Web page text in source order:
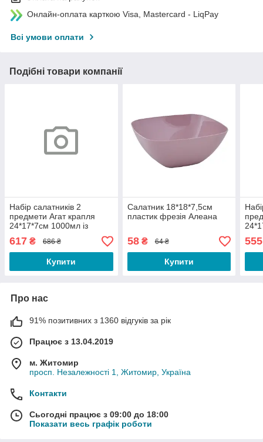
Онлайн-оплата карткою Visa, Mastercard - LiqPay
Всі умови оплати
Подібні товари компанії
Набір салатників 2
предмети Агат крапля
24*17*7см 1000мл із
золотим кантом 9299-2
S&T
617 ₴ 686 ₴
Купити
Салатник 18*18*7,5см
пластик фрезія Алеана
58₴ 64 ₴
Купити
555
Про нас
91% позитивних з 1360 відгуків за рік
Працює з 13.04.2019
м. Житомир
просп. Незалежності 1, Житомир, Україна
Контакти
Сьогодні працює з 09:00 до 18:00
Показати весь графік роботи